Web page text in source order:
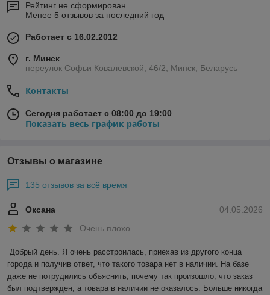
Рейтинг не сформирован
Менее 5 отзывов за последний год
Работает с 16.02.2012
г. Минск
переулок Софьи Ковалевской, 46/2, Минск, Беларусь
Контакты
Сегодня работает с 08:00 до 19:00
Показать весь график работы
Отзывы о магазине
135 отзывов за всё время
04.05.2026
Оксана
Очень плохо
Добрый день. Я очень расстроилась, приехав из другого конца
города и получив ответ, что такого товара нет в наличии. На базе
даже не потрудились объяснить, почему так произошло, что заказ
был подтвержден, а товара в наличии не оказалось. Больше никогда